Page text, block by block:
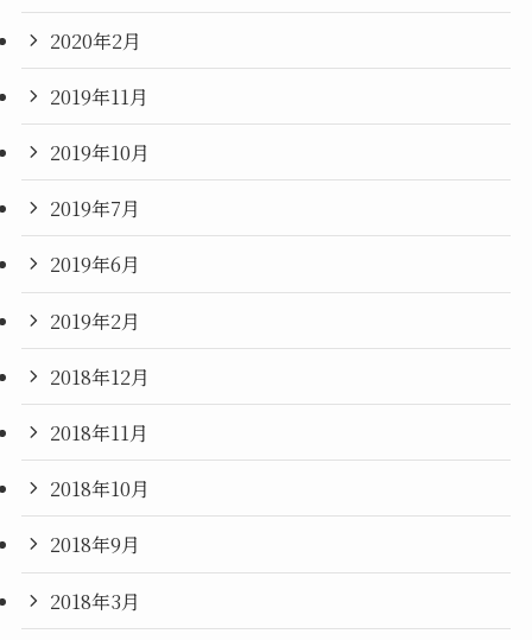
2020年2月
2019年11月
2019年10月
2019年7月
2019年6月
2019年2月
2018年12月
2018年11月
2018年10月
2018年9月
2018年3月